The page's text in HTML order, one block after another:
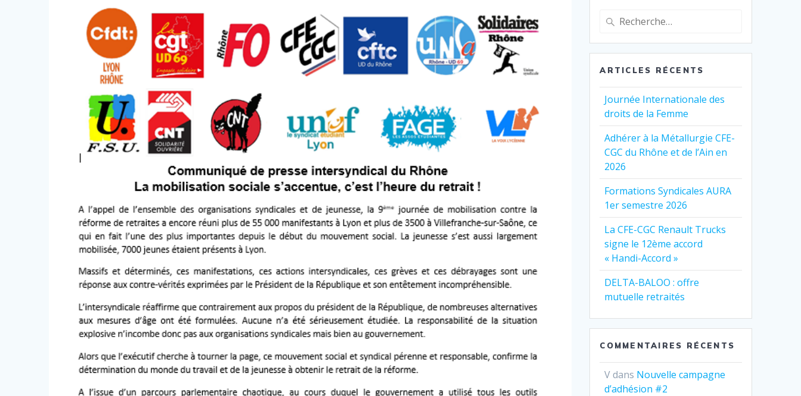
Recherche
pour
:
ARTICLES RÉCENTS
Journée Internationale des
droits de la Femme
Adhérer à la Métallurgie CFE-
CGC du Rhône et de l’Ain en
2026
Formations Syndicales AURA
1er semestre 2026
La CFE-CGC Renault Trucks
signe le 12ème accord
« Handi-Accord »
DELTA-BALOO : offre
mutuelle retraités
COMMENTAIRES RÉCENTS
Vdans Nouvelle campagne
d’adhésion #2